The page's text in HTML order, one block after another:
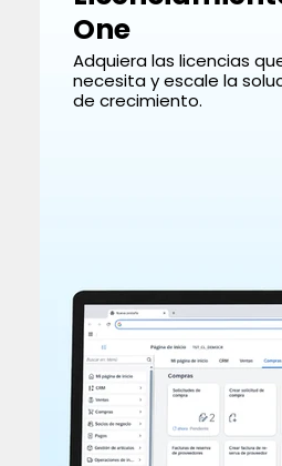
One
Adquiera las licencias
necesita y escale la
de crecimiento.